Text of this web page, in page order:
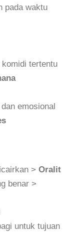
pada waktu
tertentu
emosional
> Oralit
benar >
untuk tujuan